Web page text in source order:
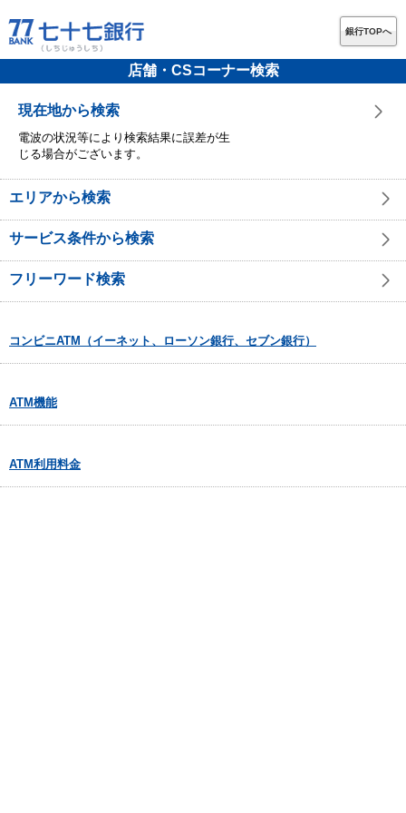
銀行TOPへ
店舗・CSコーナー検索
現在地から検索
電波の状況等により検索結果に誤差が生
じる場合がございます。
エリアから検索
サービス条件から検索
フリーワード検索
コンビニATM（イーネット、ローソン銀行、セブン銀行）
ATM機能
ATM利用料金